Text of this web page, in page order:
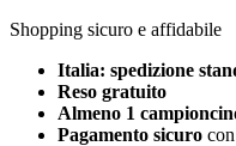
Shopping sicuro e affidabile
Italia: spedizione
Reso gratuito
Almeno 1
Pagamento sicuro